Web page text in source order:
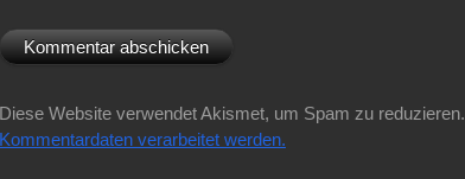
Diese Website verwendet Akismet, um Spam zu reduzieren.
Kommentardaten verarbeitet werden.